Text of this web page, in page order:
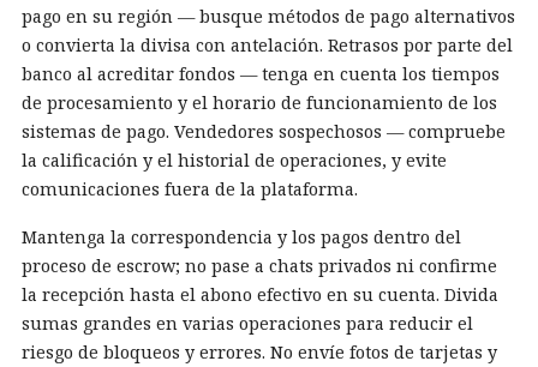
pago en su región — busque métodos de pago alternativos
o convierta la divisa con antelación. Retrasos por parte del
banco al acreditar fondos — tenga en cuenta los tiempos
de procesamiento y el horario de funcionamiento de los
sistemas de pago. Vendedores sospechosos — compruebe
la calificación y el historial de operaciones, y evite
comunicaciones fuera de la plataforma.
Mantenga la correspondencia y los pagos dentro del
proceso de escrow; no pase a chats privados ni confirme
la recepción hasta el abono efectivo en su cuenta. Divida
sumas grandes en varias operaciones para reducir el
riesgo de bloqueos y errores. No envíe fotos de tarjetas y